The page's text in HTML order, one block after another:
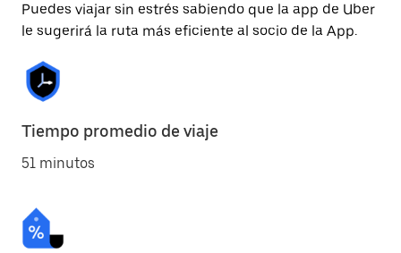
Puedes viajar sin estrés sabiendo que la app de Uber
le sugerirá la ruta más eficiente al socio de la App.
Tiempo promedio de viaje
51 minutos